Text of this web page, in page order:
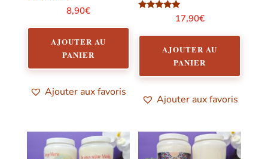
8,90€
AJOUTER AU
PANIER
Ajouter aux favoris
17,90€
AJOUTER AU
PANIER
Ajouter aux favoris